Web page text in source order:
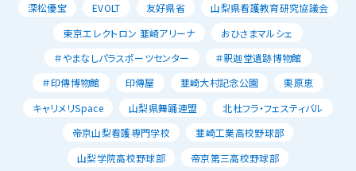
深松優宝
EVOLT 友好県省
山梨県看護教育研究協議会
東京エレクトロン 韮崎アリーナ
おひさまマルシェ
＃やまなしパラスポーツセンター
＃釈迦堂遺跡博物館
＃印傳博物館
印傳屋 韮崎大村記念公園
栗原恵
キャリメリSpace
山梨県舞踊連盟
北杜フラ・フェスティバル
帝京山梨看護専門学校
韮崎工業高校野球部
山梨学院高校野球部
帝京第三高校野球部